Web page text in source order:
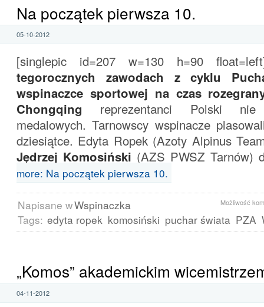
Na początek pierwsza 10.
05-10-2012
[singlepic id=207 w=130 h=90
tegorocznych zawodach z cyklu
wspinaczce sportowej na czas
Chongqing reprezentanci Polski
medalowych. Tarnowscy wspinacze
dziesiątce. Edyta Ropek (Azoty Alpinus
Jędrzej Komosiński (AZS PWSZ Tarnów)
more: Na początek pierwsza 10.
Możliwość
Napisane wWspinaczka
Tags: edyta ropek komosiński puchar świata PZA
„Komos” akademickim
04-11-2012